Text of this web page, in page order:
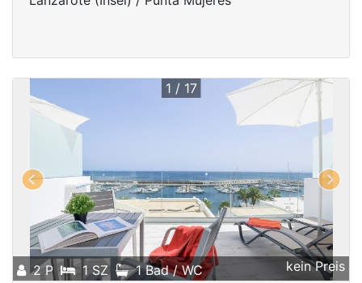
2 P 1 SZ 1 Bad / WC kein Preis
1 / 17